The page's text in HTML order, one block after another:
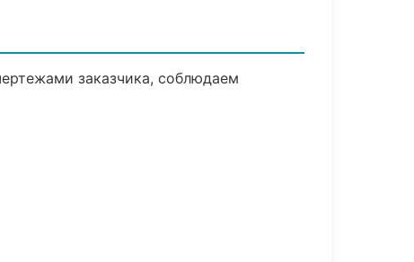
заказчика, соблюдаем